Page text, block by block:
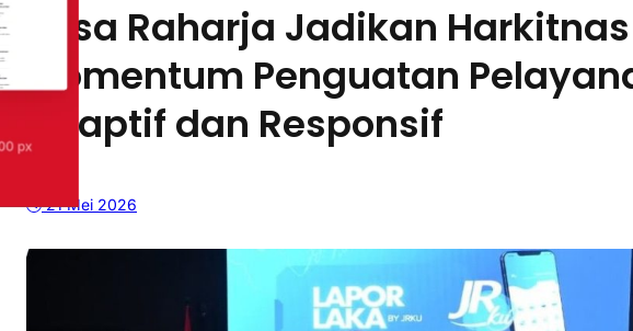
Jasa Raharja Jadikan
Momentum Penguatan
Adaptif dan Responsif
21 Mei 2026